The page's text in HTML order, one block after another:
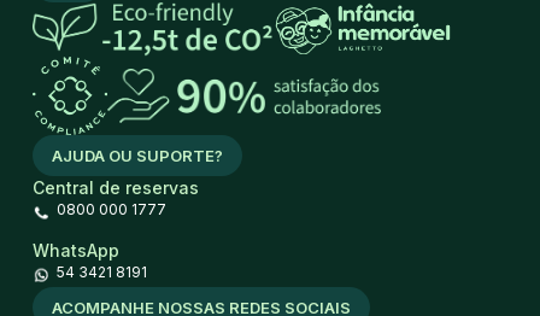
AJUDA OU SUPORTE?
Central de reservas
0800 000 1777
WhatsApp
54 3421 8191
ACOMPANHE NOSSAS REDES SOCIAIS